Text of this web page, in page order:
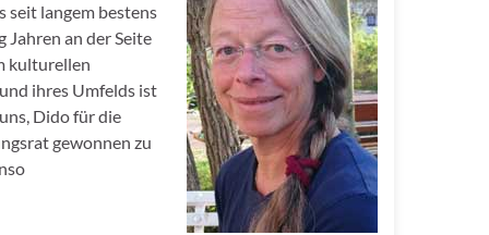
seit langem bestens
Jahren an der Seite
kulturellen
ihres Umfelds ist
Dido für die
gewonnen zu